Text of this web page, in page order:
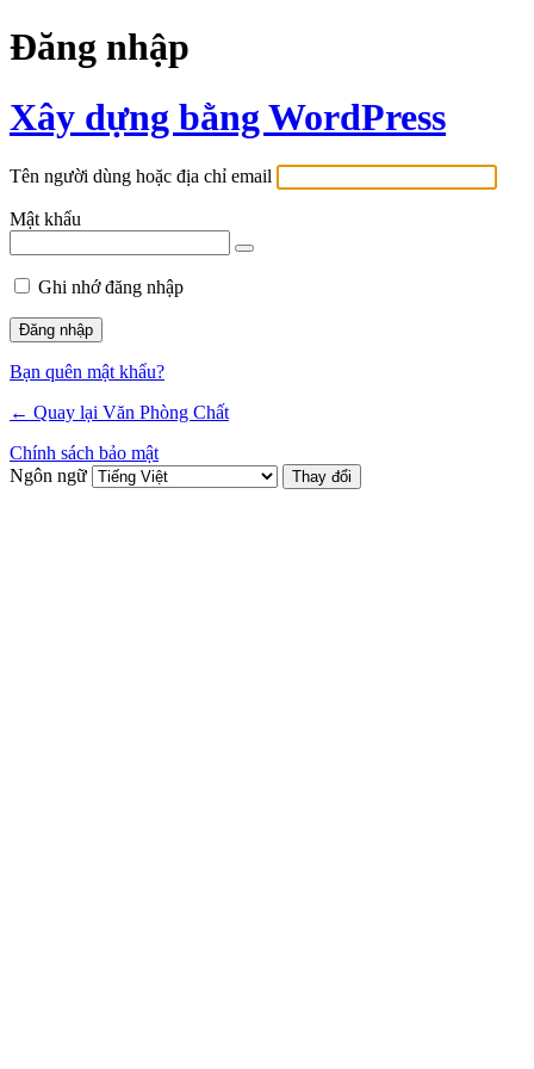
Đăng nhập
Xây dựng bằng WordPress
Tên người dùng hoặc địa chỉ email
Mật khẩu
Ghi nhớ đăng nhập
Bạn quên mật khẩu?
← Quay lại Văn Phòng Chất
Chính sách bảo mật
Ngôn ngữ